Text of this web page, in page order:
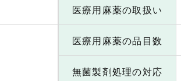
医療用麻薬の取扱い
医療用麻薬の品目数
無菌製剤処理の対応